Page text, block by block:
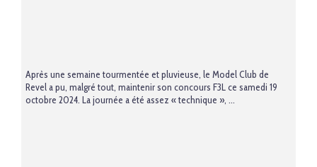
Après une semaine tourmentée et pluvieuse, le Model Club de
Revel a pu, malgré tout, maintenir son concours F3L ce samedi 19
octobre 2024. La journée a été assez « technique », ...